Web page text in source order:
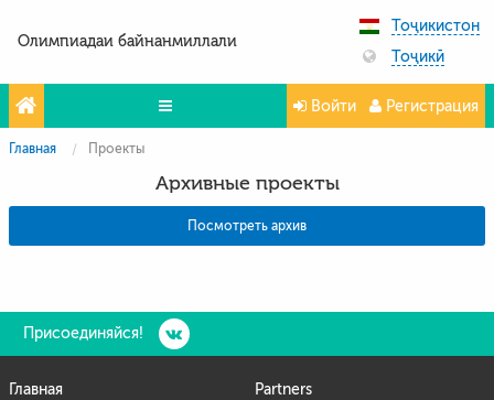
Олимпиадаи байнанмиллали
Тоҷикистон
Тоҷикӣ
Олимпиада
Фото и видео
Войти Регистрация
Главная Проекты
Архивные проекты
Посмотреть архив
Присоединяйся!
Главная Partners